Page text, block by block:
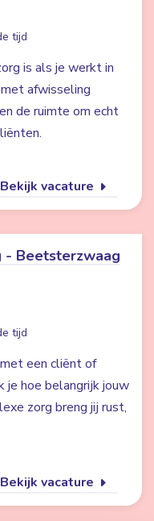
tijd
is als je werkt in
afwisseling
de ruimte om echt
Bekijk vacature
Beetsterzwaag
tijd
een cliënt of
je hoe belangrijk jouw
zorg breng jij rust,
Bekijk vacature